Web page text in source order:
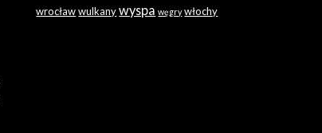
wrocław wulkany wyspa węgry włochy